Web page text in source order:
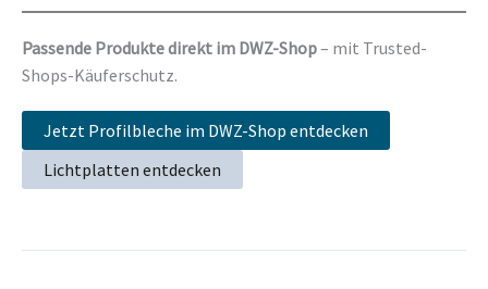
Passende Produkte direkt im DWZ-Shop– mit Trusted-
Shops-Käuferschutz.
Jetzt Profilbleche im DWZ-Shop entdecken
Lichtplatten entdecken